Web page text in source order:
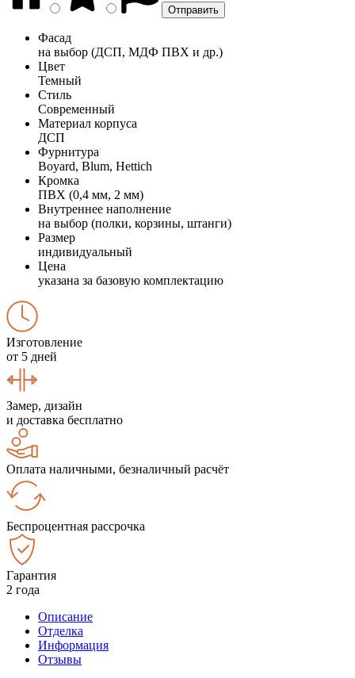
Фасад
на выбор (ДСП, МДФ ПВХ и др.)
Цвет
Темный
Стиль
Современный
Материал корпуса
ДСП
Фурнитура
Boyard, Blum, Hettich
Кромка
ПВХ (0,4 мм, 2 мм)
Внутреннее наполнение
на выбор (полки, корзины, штанги)
Размер
индивидуальный
Цена
указана за базовую комплектацию
Изготовление
от 5 дней
Замер, дизайн
и доставка бесплатно
Оплата наличными, безналичный расчёт
Беспроцентная рассрочка
Гарантия
2 года
Описание
Отделка
Информация
Отзывы